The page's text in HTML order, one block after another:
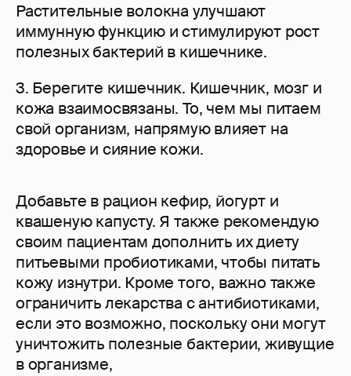
Растительные волокна улучшают
иммунную функцию и стимулируют рост
полезных бактерий в кишечнике.
3. Берегите кишечник. Кишечник, мозг и
кожа взаимосвязаны. То, чем мы питаем
свой организм, напрямую влияет на
здоровье и сияние кожи.
Добавьте в рацион кефир, йогурт и
квашеную капусту. Я также рекомендую
своим пациентам дополнить их диету
питьевыми пробиотиками, чтобы питать
кожу изнутри. Кроме того, важно также
ограничить лекарства с антибиотиками,
если это возможно, поскольку они могут
уничтожить полезные бактерии, живущие
в организме,